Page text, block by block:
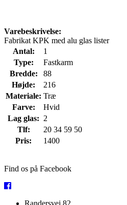
Varebeskrivelse:
Fabrikat KPK med alu glas lister
Antal:
1
Type:
Fastkarm
Bredde:
88
Højde:
216
Materiale: Træ
Farve:
Hvid
Lag glas: 2
Tlf:
20 34 59 50
Pris:
1400
Find os på Facebook
Randersvej 82